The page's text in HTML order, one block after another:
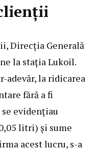
Direcția Generală
la stația Lukoil.
adevăr, la ridicarea
fără a fi
evidențiau
litri) și sume
acest lucru, s-a